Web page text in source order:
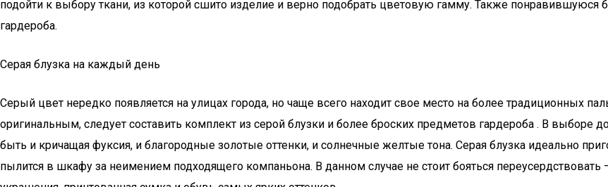
подойти к выбору ткани, из которой сшито изделие и верно подобрать цветовую гамму. Также понравившуюся
гардероба.
Серая блузка на каждый день
Серый цвет нередко появляется на улицах города, но чаще всего находит свое место на более традиционных
оригинальным, следует составить комплект из серой блузки и более броских предметов гардероба . В выборе
быть и кричащая фуксия, и благородные золотые оттенки, и солнечные желтые тона. Серая блузка идеально
пылится в шкафу за неимением подходящего компаньона. В данном случае не стоит бояться